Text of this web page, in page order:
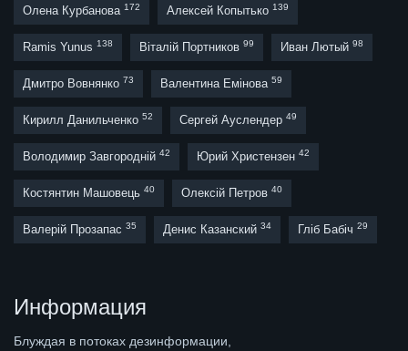
Олена Курбанова 172 Алексей Копытько 139
Ramis Yunus 138 Віталій Портников 99 Иван Лютый 98
Дмитро Вовнянко 73 Валентина Емінова 59
Кирилл Данильченко 52 Сергей Ауслендер 49
Володимир Завгородній 42 Юрий Христензен 42
Костянтин Машовець 40 Олексій Петров 40
Валерій Прозапас 35 Денис Казанский 34 Гліб Бабіч 29
Информация
Блуждая в потоках дезинформации,